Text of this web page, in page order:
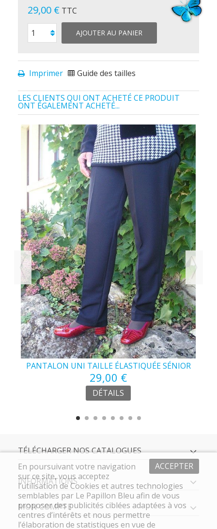
29,00 € TTC
AJOUTER AU PANIER
Imprimer Guide des tailles
LES CLIENTS QUI ONT ACHETÉ CE PRODUIT
ONT ÉGALEMENT ACHETÉ...
PANTALON UNI TAILLE ÉLASTIQUÉE SÉNIOR
29,00 €
DÉTAILS
TÉLÉCHARGER NOS CATALOGUES
INFORMATIONS
MON COMPTE
ACCEPTER
En poursuivant votre navigation
sur ce site, vous acceptez
l’utilisation de Cookies et autres technologies
semblables par Le Papillon Bleu afin de vous
proposer des publicités ciblées adaptées à vos
centres d’intérêts et nous permettre
l’élaboration de statistiques en vue de